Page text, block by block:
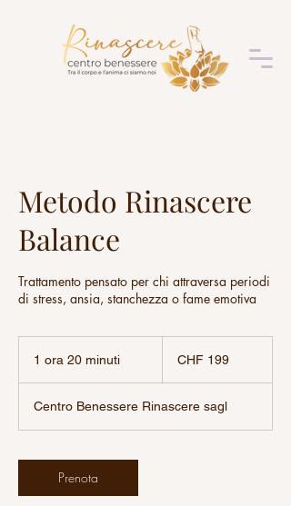
Metodo Rinascere
Balance
Trattamento pensato per chi attraversa periodi
di stress, ansia, stanchezza o fame emotiva
1 ora 20 minuti
2
0
i
u
svizzeri
CHF 199
Centro Benessere Rinascere sagl
Prenota